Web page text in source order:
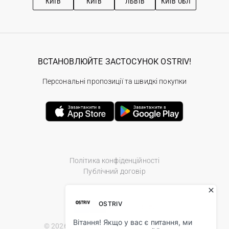
Політика конфіденційності
Публічний договір
© 2026 Ostriv.ua Store. All Rights Reserved.
ВСТАНОВЛЮЙТЕ ЗАСТОСУНОК OSTRIV!
Персональні пропозиції та швидкі покупки